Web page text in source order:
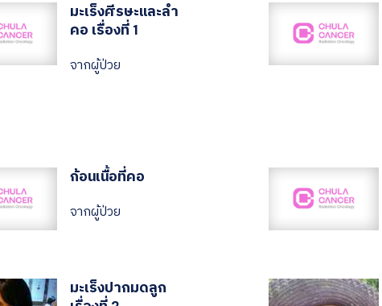
มะเร็งศีรษะและลำ
คอ เรื่องที่ 1
จากผู้ป่วย
ก้อนเนื้อที่คอ
จากผู้ป่วย
มะเร็งปากมดลูก